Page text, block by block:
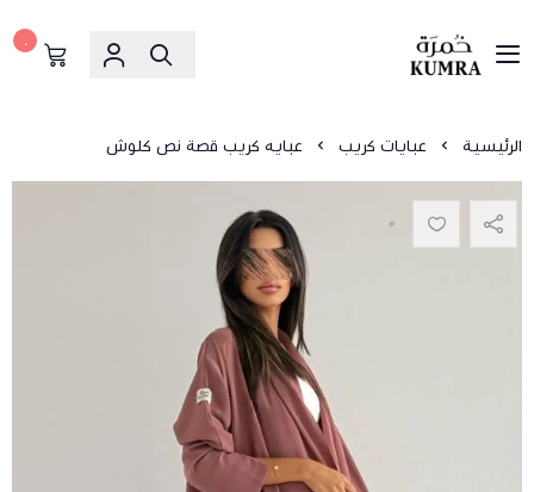
خمرة
٠
الرئيسية عبايات كريب عبايه كريب قصة نص كلوش